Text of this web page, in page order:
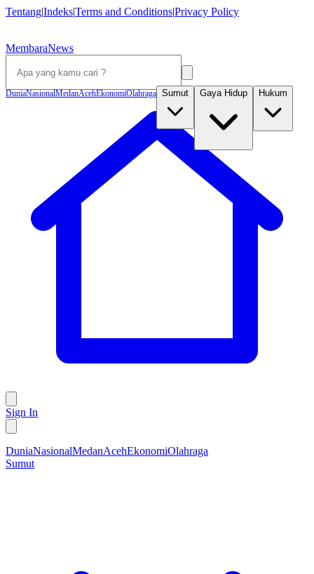
Tentang|Indeks|Terms and Conditions|Privacy Policy
MembaraNews
DuniaNasionalMedanAcehEkonomiOlahraga Sumut Gaya Hidup Hukum
Sign In
DuniaNasionalMedanAcehEkonomiOlahraga
Sumut